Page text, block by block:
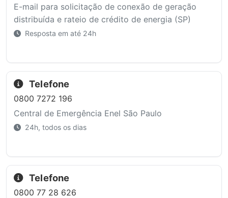
E-mail para solicitação de conexão de geração
distribuída e rateio de crédito de energia (SP)
Resposta em até 24h
Telefone
0800 7272 196
Central de Emergência Enel São Paulo
24h, todos os dias
Telefone
0800 77 28 626